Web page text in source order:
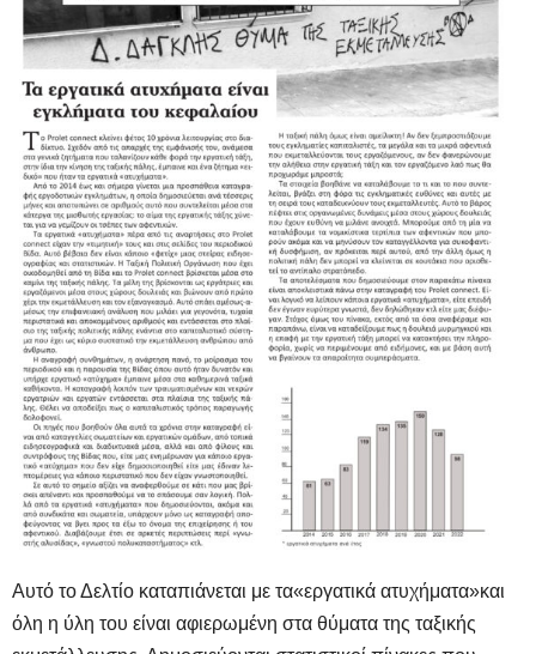
Αυτό το Δελτίο καταπιάνεται με τα«εργατικά ατυχήματα»και
όλη η ύλη του είναι αφιερωμένη στα θύματα της ταξικής